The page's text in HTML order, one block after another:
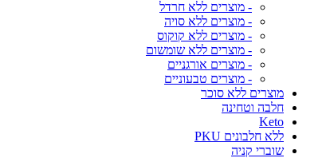
- מוצרים ללא חרדל
- מוצרים ללא סויה
- מוצרים ללא קוקוס
- מוצרים ללא שומשום
- מוצרים אורגניים
- מוצרים טבעוניים
מוצרים ללא סוכר
חלבה וטחינה
Keto
ללא חלבונים PKU
שוברי קניה